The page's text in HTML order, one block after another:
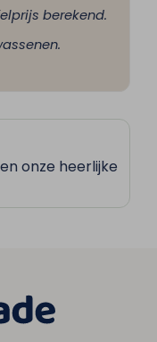
berekend.
onze heerlijke